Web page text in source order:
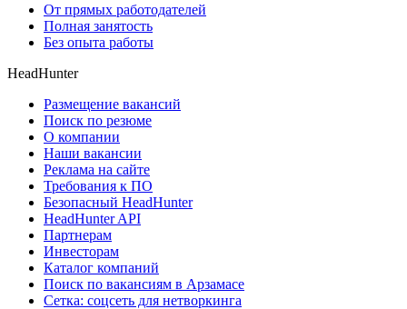
От прямых работодателей
Полная занятость
Без опыта работы
HeadHunter
Размещение вакансий
Поиск по резюме
О компании
Наши вакансии
Реклама на сайте
Требования к ПО
Безопасный HeadHunter
HeadHunter API
Партнерам
Инвесторам
Каталог компаний
Поиск по вакансиям в Арзамасе
Сетка: соцсеть для нетворкинга